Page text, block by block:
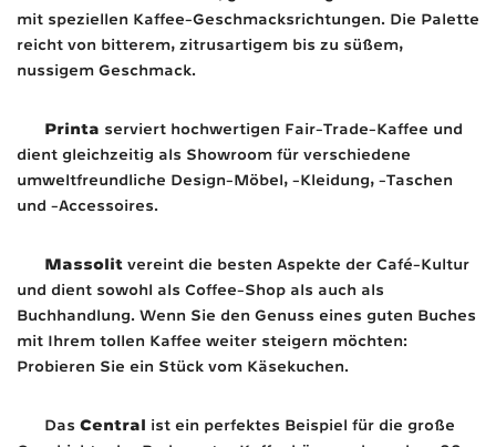
mit speziellen Kaffee-Geschmacksrichtungen. Die Palette
reicht von bitterem, zitrusartigem bis zu süßem,
nussigem Geschmack.
Printa serviert hochwertigen Fair-Trade-Kaffee und
dient gleichzeitig als Showroom für verschiedene
umweltfreundliche Design-Möbel, -Kleidung, -Taschen
und -Accessoires.
Massolit vereint die besten Aspekte der Café-Kultur
und dient sowohl als Coffee-Shop als auch als
Buchhandlung. Wenn Sie den Genuss eines guten Buches
mit Ihrem tollen Kaffee weiter steigern möchten:
Probieren Sie ein Stück vom Käsekuchen.
Das Central ist ein perfektes Beispiel für die große